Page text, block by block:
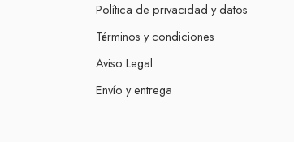
Política de privacidad y datos
Términos y condiciones
Aviso Legal
Envío y entrega